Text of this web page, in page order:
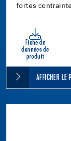
fortes
Fiche de
données de
produit
AFFICHER LE